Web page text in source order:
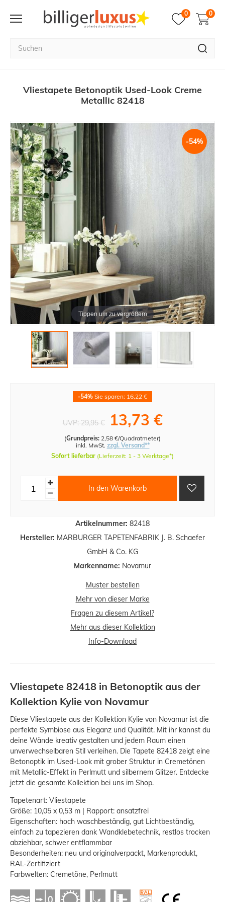
0 0
Vliestapete Betonoptik Used-Look Creme
Metallic 82418
Tippen um zu vergrößern
-54%
Artikelnummer: 82418
Hersteller: MARBURGER TAPETENFABRIK J. B. Schaefer
GmbH & Co. KG
Markenname: Novamur
-54% Sie sparen: 16,22 €
UVP:29,95 € 13,73 €
(Grundpreis: 2,58 €/Quadratmeter)
inkl. MwSt. zzgl. Versand**
Sofort lieferbar (Lieferzeit: 1 - 3 Werktage*)
In den Warenkorb
Muster bestellen
Mehr von dieser Marke
Fragen zu diesem Artikel?
Mehr aus dieser Kollektion
Info-Download
Vliestapete 82418 in Betonoptik aus der
Kollektion Kylie von Novamur
Diese Vliestapete aus der Kollektion Kylie von Novamur ist die
perfekte Symbiose aus Eleganz und Qualität. Mit ihr kannst du
deine Wände kreativ gestalten und jedem Raum einen
unverwechselbaren Stil verleihen. Die Tapete 82418 zeigt eine
Betonoptik im Used-Look mit grober Struktur in Cremetönen
mit Metallic-Effekt in Perlmutt und silbernem Glitzer. Entdecke
jetzt die gesamte Kollektion bei uns im Shop.
Tapetenart: Vliestapete
Größe: 10,05 x 0,53 m | Rapport: ansatzfrei
Eigenschaften: hoch waschbeständig, gut Lichtbeständig,
einfach zu tapezieren dank Wandklebetechnik, restlos trocken
abziehbar, schwer entflammbar
Besonderheiten: neu und originalverpackt, Markenprodukt,
RAL-Zertifiziert
Farbwelten: Cremetöne, Perlmutt